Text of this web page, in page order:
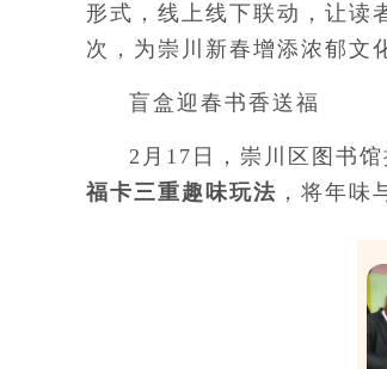
形式，线上线下联动，让读
次，为崇川新春增添浓郁文
盲盒迎春书香送福
2月17日，崇川区图书
福卡三重趣味玩法 ，将年味